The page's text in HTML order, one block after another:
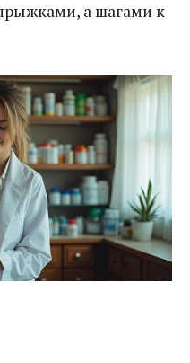
а шагами к